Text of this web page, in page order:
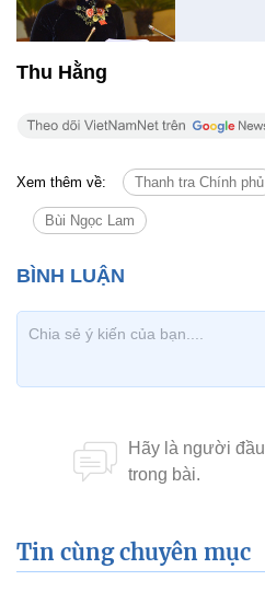
Thu Hằng
Xem thêm về: Thanh tra Chính phủ
Bùi Ngọc Lam
Tin cùng chuyên mục